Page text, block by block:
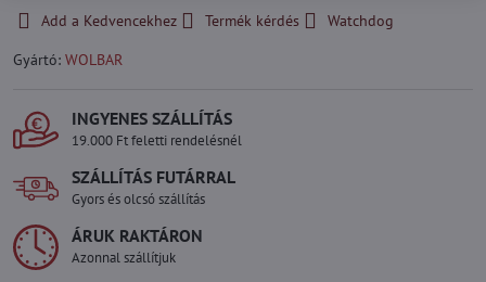
Add a Kedvencekhez Termék kérdés
Watchdog
Gyártó: WOLBAR
INGYENES SZÁLLÍTÁS
19.000 Ft feletti rendelésnél
SZÁLLÍTÁS FUTÁRRAL
Gyors és olcsó szállítás
ÁRUK RAKTÁRON
Azonnal szállítjuk